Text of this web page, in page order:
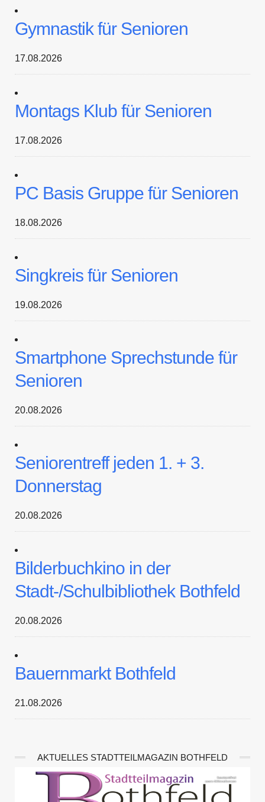
Gymnastik für Senioren
17.08.2026
Montags Klub für Senioren
17.08.2026
PC Basis Gruppe für Senioren
18.08.2026
Singkreis für Senioren
19.08.2026
Smartphone Sprechstunde für
Senioren
20.08.2026
Seniorentreff jeden 1. + 3.
Donnerstag
20.08.2026
Bilderbuchkino in der
Stadt-/Schulbibliothek Bothfeld
20.08.2026
Bauernmarkt Bothfeld
21.08.2026
AKTUELLES STADTTEILMAGAZIN BOTHFELD